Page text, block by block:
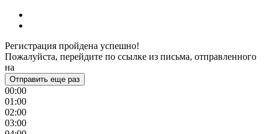
Регистрация пройдена успешно!
Пожалуйста, перейдите по ссылке из письма, отправленного
на
Отправить еще раз
00:00
01:00
02:00
03:00